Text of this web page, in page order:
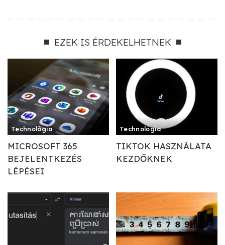
EZEK IS ÉRDEKELHETNEK
Technológia
MICROSOFT 365
BEJELENTKEZÉS
LÉPÉSEI
Technológia
TIKTOK HASZNÁLATA
KEZDŐKNEK